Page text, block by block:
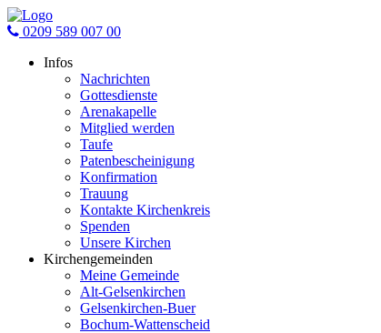
0209 589 007 00
Infos
Nachrichten
Gottesdienste
Arenakapelle
Mitglied werden
Taufe
Patenbescheinigung
Konfirmation
Trauung
Kontakte Kirchenkreis
Spenden
Unsere Kirchen
Kirchengemeinden
Meine Gemeinde
Alt-Gelsenkirchen
Gelsenkirchen-Buer
Bochum-Wattenscheid